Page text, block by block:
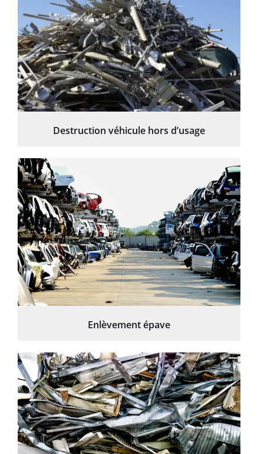
Destruction véhicule hors d’usage
Enlèvement épave